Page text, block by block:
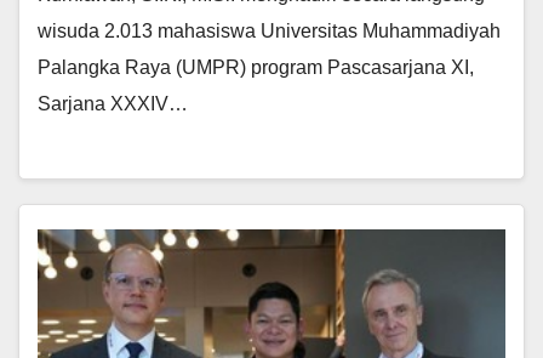
wisuda 2.013 mahasiswa Universitas Muhammadiyah
Palangka Raya (UMPR) program Pascasarjana XI,
Sarjana XXXIV…